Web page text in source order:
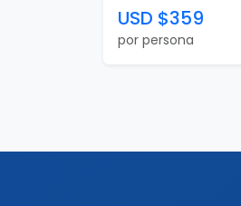
USD $359
por persona